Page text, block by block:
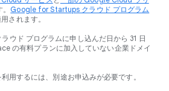
Google for Startups クラウド プログラム
されます。
ウド プログラムに申し込んだ日から 31 日
の有料プランに加入していない企業ドメイ
用するには、別途お申込みが必要です。